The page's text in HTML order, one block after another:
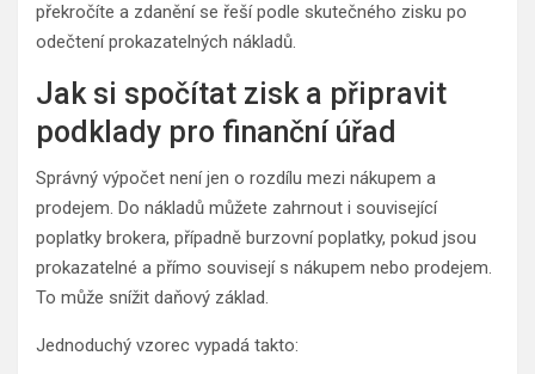
překročíte a zdanění se řeší podle skutečného zisku po
odečtení prokazatelných nákladů.
Jak si spočítat zisk a připravit
podklady pro finanční úřad
Správný výpočet není jen o rozdílu mezi nákupem a
prodejem. Do nákladů můžete zahrnout i související
poplatky brokera, případně burzovní poplatky, pokud jsou
prokazatelné a přímo souvisejí s nákupem nebo prodejem.
To může snížit daňový základ.
Jednoduchý vzorec vypadá takto: